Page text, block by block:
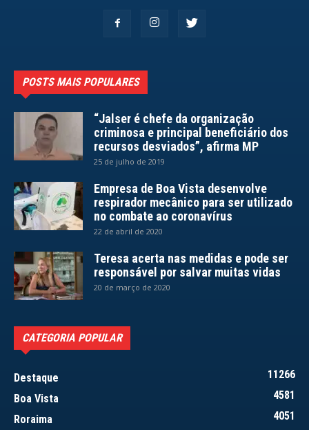
POSTS MAIS POPULARES
“Jalser é chefe da organização
criminosa e principal beneficiário dos
recursos desviados”, afirma MP
25 de julho de 2019
Empresa de Boa Vista desenvolve
respirador mecânico para ser utilizado
no combate ao coronavírus
22 de abril de 2020
Teresa acerta nas medidas e pode ser
responsável por salvar muitas vidas
20 de março de 2020
CATEGORIA POPULAR
Destaque
11266
Boa Vista
4581
Roraima
4051